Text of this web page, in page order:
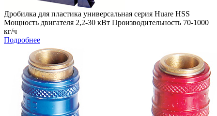
Дробилка для пластика универсальная серия Huare HSS
Мощность двигателя 2,2-30 кВт Производительность 70-1000
кг/ч
Подробнее